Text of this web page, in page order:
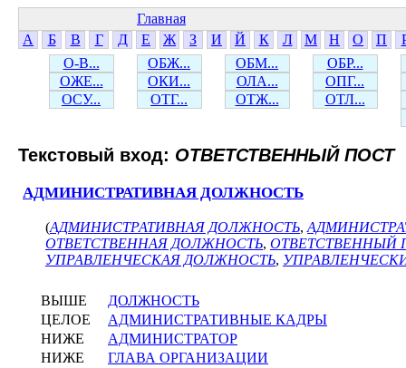
Главная
А
Б В Г Д Е Ж З И Й К Л М Н О П
О-В...
ОБЖ... ОБМ...
ОБР...
ОЖЕ...
ОКИ... ОЛА...
ОПГ...
ОСУ...
ОТГ... ОТЖ... ОТЛ...
Текстовый вход: ОТВЕТСТВЕННЫЙ ПОСТ
АДМИНИСТРАТИВНАЯ ДОЛЖНОСТЬ
(АДМИНИСТРАТИВНАЯ ДОЛЖНОСТЬ,
ОТВЕТСТВЕННАЯ ДОЛЖНОСТЬ, ОТВЕТСТВЕННЫЙ
УПРАВЛЕНЧЕСКАЯ ДОЛЖНОСТЬ,
ВЫШЕ
ДОЛЖНОСТЬ
ЦЕЛОЕ
АДМИНИСТРАТИВНЫЕ КАДРЫ
НИЖЕ
АДМИНИСТРАТОР
НИЖЕ
ГЛАВА ОРГАНИЗАЦИИ